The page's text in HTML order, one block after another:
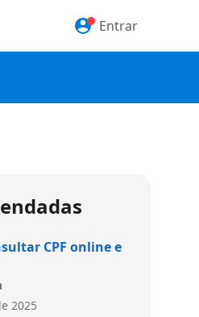
Entrar
CPF online e
2025